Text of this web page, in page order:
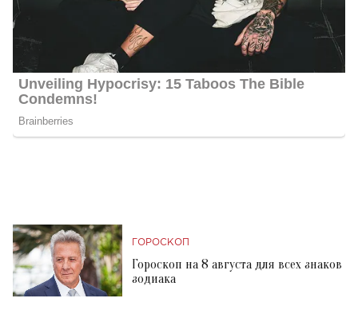
ГОРОСКОП
Гороскоп на 8 августа для всех знаков
зодиака